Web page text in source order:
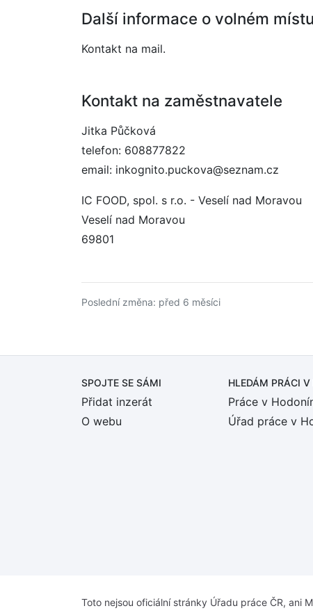
Další informace o volném místu
Kontakt na mail.
Kontakt na zaměstnavatele
Jitka Půčková
telefon: 608877822
email: inkognito.puckova@seznam.cz
IC FOOD, spol. s r.o. - Veselí nad Moravou
Veselí nad Moravou
69801
Poslední změna: před 6 měsíci
SPOJTE SE SÁMI
Přidat inzerát
O webu
HLEDÁM PRÁCI V
Práce v
Úřad práce v
Toto nejsou oficiální stránky Úřadu práce ČR, ani